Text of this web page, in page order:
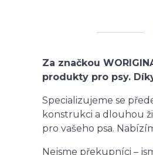
Za značkou
produkty pro psy.
Specializujeme se
konstrukci a dlouhou
pro vašeho psa.
Nejsme překupníci –